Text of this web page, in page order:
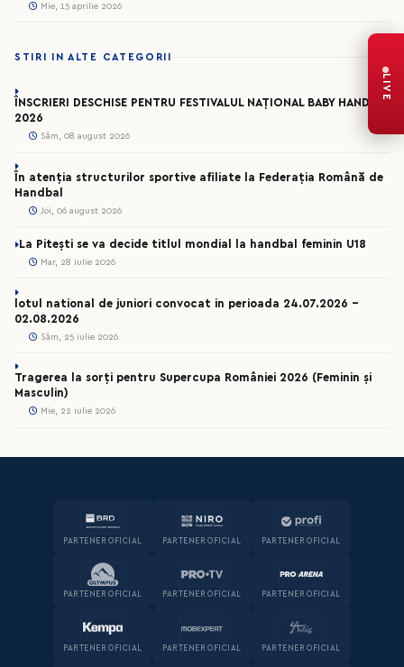
Mie, 15 aprilie 2026
STIRI IN ALTE CATEGORII
ÎNSCRIERI DESCHISE PENTRU FESTIVALUL NAȚIONAL BABY HANDBAL
2026
Sâm, 08 august 2026
În atenția structurilor sportive afiliate la Federația Română de
Handbal
Joi, 06 august 2026
La Pitești se va decide titlul mondial la handbal feminin U18
Mar, 28 iulie 2026
lotul national de juniori convocat in perioada 24.07.2026 –
02.08.2026
Sâm, 25 iulie 2026
Tragerea la sorți pentru Supercupa României 2026 (Feminin și
Masculin)
Mie, 22 iulie 2026
PARTENER OFICIAL PARTENER OFICIAL PARTENER OFICIAL
PARTENER OFICIAL PARTENER OFICIAL PARTENER OFICIAL
PARTENER OFICIAL PARTENER OFICIAL PARTENER OFICIAL
LIVE